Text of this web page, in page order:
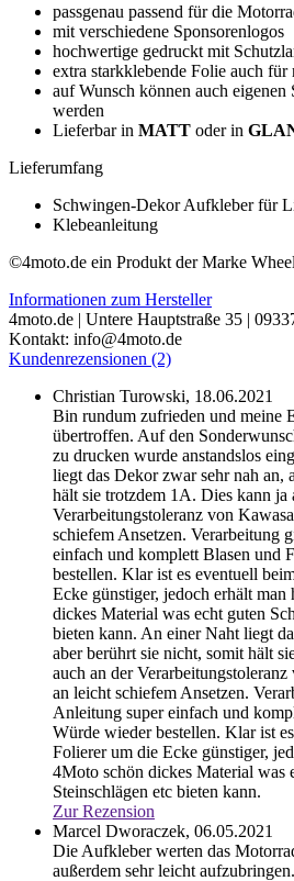
passgenau passend für die
mit verschiedene Sponsorenlogos
hochwertige gedruckt mit
extra starkklebende Folie auch für
auf Wunsch können auch eigenen
werden
Lieferbar in MATT oder in
Lieferumfang
Schwingen-Dekor Aufkleber für
Klebeanleitung
©4moto.de ein Produkt der Marke
Informationen zum Hersteller
4moto.de | Untere Hauptstraße 35 |
Kontakt: info@4moto.de
Kundenrezensionen (2)
Christian Turowski, 18.06.2021
Bin rundum zufrieden und meine
übertroffen. Auf den
zu drucken wurde anstandslos
liegt das Dekor zwar sehr nah an,
hält sie trotzdem 1A. Dies kann ja
Verarbeitungstoleranz von
schiefem Ansetzen. Verarbeitung
einfach und komplett Blasen und
bestellen. Klar ist es eventuell
Ecke günstiger, jedoch erhält
dickes Material was echt guten
bieten kann. An einer Naht liegt
aber berührt sie nicht, somit hält
auch an der
an leicht schiefem Ansetzen.
Anleitung super einfach und
Würde wieder bestellen. Klar ist
Folierer um die Ecke günstiger,
4Moto schön dickes Material was
Steinschlägen etc bieten kann.
Zur Rezension
Marcel Dworaczek, 06.05.2021
Die Aufkleber werten das
außerdem sehr leicht